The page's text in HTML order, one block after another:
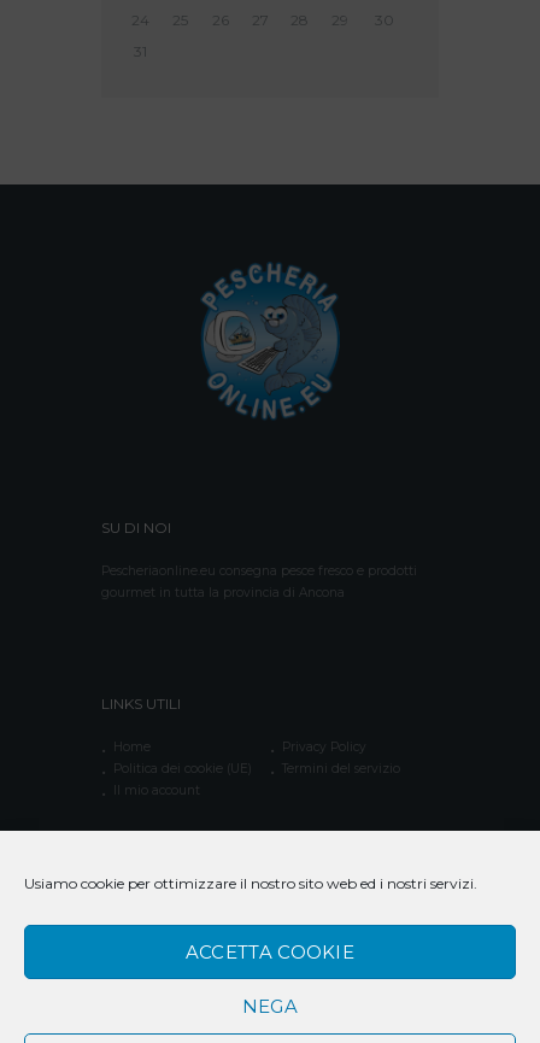
Usiamo cookie per ottimizzare il nostro sito web ed i nostri servizi.
ACCETTA COOKIE
NEGA
24
25 26 27 28 29
30
31
SU DI NOI
Pescheriaonline.eu consegna pesce fresco e prodotti
gourmet in tutta la provincia di Ancona
LINKS UTILI
Home
Privacy Policy
Politica dei cookie (UE)
Termini del servizio
Il mio account
CONTATTACI
Chiamaci 3282322876
Via dei Piceni,3 – 60125 ANCONA